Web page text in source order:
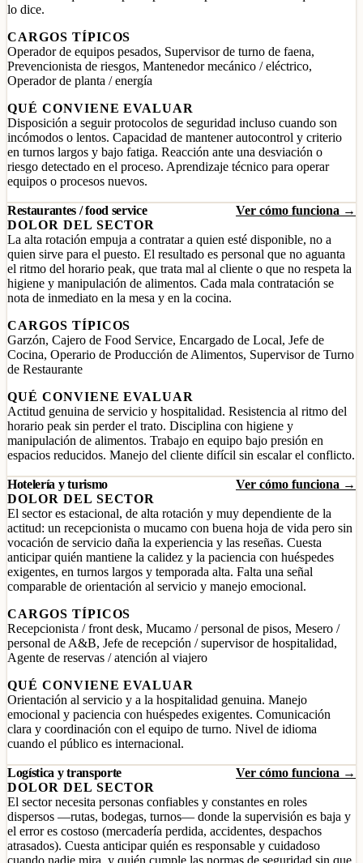
lo dice.
CARGOS TÍPICOS
Operador de equipos pesados, Supervisor de turno de faena,
Prevencionista de riesgos, Mantenedor mecánico / eléctrico,
Operador de planta / energía
QUÉ CONVIENE EVALUAR
Disposición a seguir protocolos de seguridad incluso cuando son
incómodos o lentos. Capacidad de mantener autocontrol y criterio
en turnos largos y bajo fatiga. Reacción ante una desviación o
riesgo detectado en el proceso. Aprendizaje técnico para operar
equipos o procesos nuevos.
Restaurantes / food service
Ver cómo funciona →
DOLOR DEL SECTOR
La alta rotación empuja a contratar a quien esté disponible, no a
quien sirve para el puesto. El resultado es personal que no aguanta
el ritmo del horario peak, que trata mal al cliente o que no respeta la
higiene y manipulación de alimentos. Cada mala contratación se
nota de inmediato en la mesa y en la cocina.
CARGOS TÍPICOS
Garzón, Cajero de Food Service, Encargado de Local, Jefe de
Cocina, Operario de Producción de Alimentos, Supervisor de Turno
de Restaurante
QUÉ CONVIENE EVALUAR
Actitud genuina de servicio y hospitalidad. Resistencia al ritmo del
horario peak sin perder el trato. Disciplina con higiene y
manipulación de alimentos. Trabajo en equipo bajo presión en
espacios reducidos. Manejo del cliente difícil sin escalar el conflicto.
Hotelería y turismo
Ver cómo funciona →
DOLOR DEL SECTOR
El sector es estacional, de alta rotación y muy dependiente de la
actitud: un recepcionista o mucamo con buena hoja de vida pero sin
vocación de servicio daña la experiencia y las reseñas. Cuesta
anticipar quién mantiene la calidez y la paciencia con huéspedes
exigentes, en turnos largos y temporada alta. Falta una señal
comparable de orientación al servicio y manejo emocional.
CARGOS TÍPICOS
Recepcionista / front desk, Mucamo / personal de pisos, Mesero /
personal de A&B, Jefe de recepción / supervisor de hospitalidad,
Agente de reservas / atención al viajero
QUÉ CONVIENE EVALUAR
Orientación al servicio y a la hospitalidad genuina. Manejo
emocional y paciencia con huéspedes exigentes. Comunicación
clara y coordinación con el equipo de turno. Nivel de idioma
cuando el público es internacional.
Logística y transporte
Ver cómo funciona →
DOLOR DEL SECTOR
El sector necesita personas confiables y constantes en roles
dispersos —rutas, bodegas, turnos— donde la supervisión es baja y
el error es costoso (mercadería perdida, accidentes, despachos
atrasados). Cuesta anticipar quién es responsable y cuidadoso
cuando nadie mira, y quién cumple las normas de seguridad sin que